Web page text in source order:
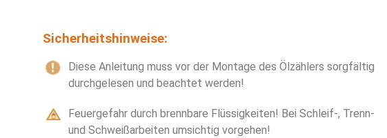
Sicherheitshinweise:
Diese Anleitung muss vor der Montage des Ölzählers sorgfältig
durchgelesen und beachtet werden!
Feuergefahr durch brennbare Flüssigkeiten! Bei Schleif-, Trenn-
und Schweißarbeiten umsichtig vorgehen!